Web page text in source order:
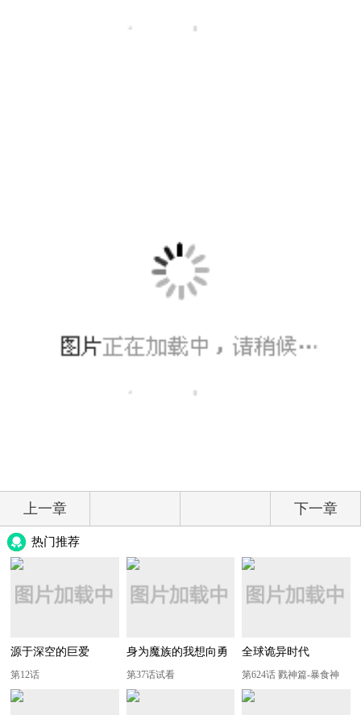
上一章 下一章
热门推荐
源于深空的巨爱
第12话
身为魔族的我想向勇
者小队的可爱女孩告
白
第37话试看
全球诡异时代
第624话 戮神篇-暴食神
力！